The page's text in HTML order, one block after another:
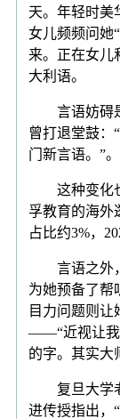
天。年轻时美
女儿频频问她
来。正在女儿
大利语。
言语妨碍是
曾打退堂鼓：
门新言语。”。
这种变化也
孚教育的海外
占比约3%，
言语之外，
为她预备了帮
目力问题则
——“近视让我
的字。其实大
复旦大学老
进传授指出，